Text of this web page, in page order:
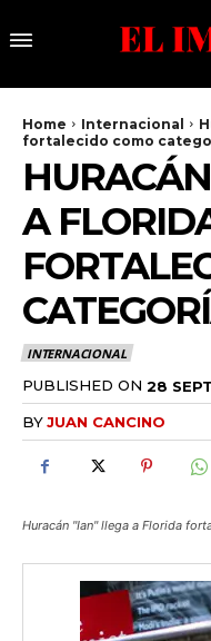
Home Internacional
fortalecido como
A
INTERNACIONAL
PUBLISHED ON 28
BYJUAN CANCINO
Huracán "Ian" llega a Florida